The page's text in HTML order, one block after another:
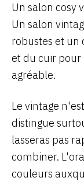
Un salon cosy
Un salon
robustes et un
et du cuir pour
agréable.
Le vintage
distingue
lasseras pas
combiner.
couleurs